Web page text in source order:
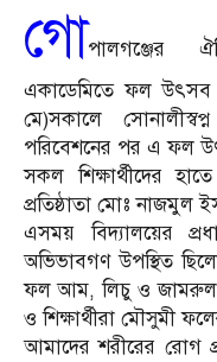
গোপালগঞ্জের
একাডেমিতে ফল উৎসব
মে)সকালে
পরিবেশনের পর এ ফল
সকল শিক্ষার্থীদের
প্রতিষ্ঠাতা মোঃ নাজমুল
এসময় বিদ্যালয়ের
অভিভাবগণ উপস্থিত
ফল আম, লিচু ও
ও শিক্ষার্থীরা মৌসুমী
আমাদের শরীরের রোগ